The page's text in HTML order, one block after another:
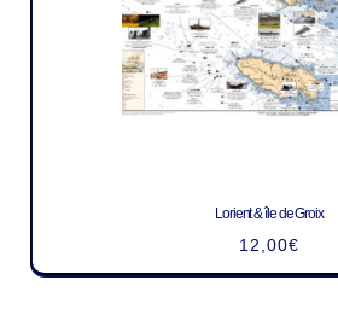
Lorient & île de Groix
12,00€